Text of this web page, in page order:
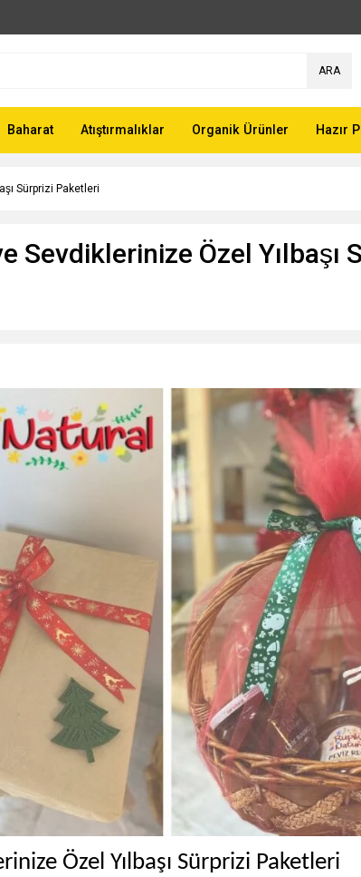
ARA
Baharat Atıştırmalıklar Organik Ürünler Hazır
Sürprizi Paketleri
Sevdiklerinize Özel Yılbaşı
Özel Yılbaşı Sürprizi Paketleri